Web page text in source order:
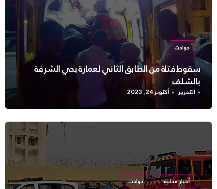
حوادث
سقوط فتاة من الطابق الثاني لعمارة بحي الشرفة
بالشلف
التحرير أكتوبر 24, 2023
أخبار محلية حوادث